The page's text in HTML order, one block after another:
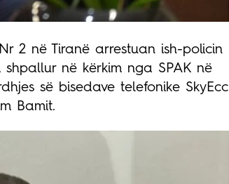
2 në Tiranë arrestuan ish-policin
në kërkim nga SPAK në
së bisedave telefonike SkyEcc
Bamit.